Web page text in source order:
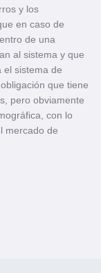
y los
en caso de
de una
al sistema y que
el sistema de
que tiene
pero obviamente
con lo
mercado de